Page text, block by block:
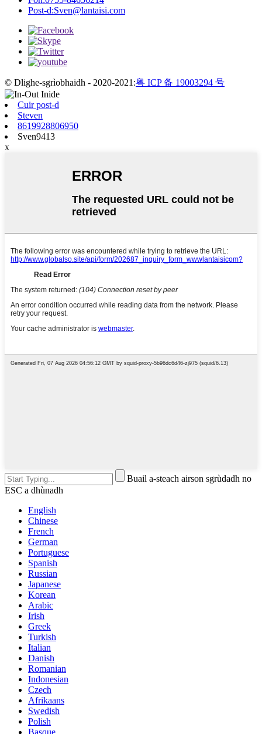
Post-d:Sven@lantaisi.com
© Dlighe-sgrìobhaidh - 2020-2021:粤 ICP 备 19003294 号
Cuir post-d
Steven
8619928806950
Sven9413
x
Buail a-steach airson sgrùdadh no
ESC a dhùnadh
English
Chinese
French
German
Portuguese
Spanish
Russian
Japanese
Korean
Arabic
Irish
Greek
Turkish
Italian
Danish
Romanian
Indonesian
Czech
Afrikaans
Swedish
Polish
Basque